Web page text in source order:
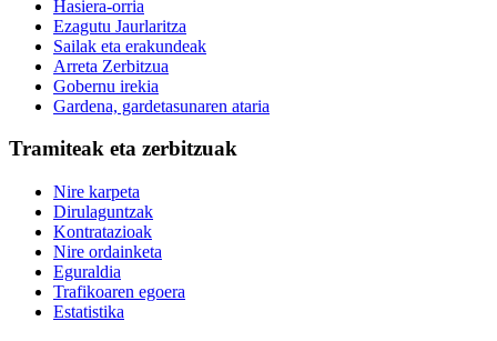
Hasiera-orria
Ezagutu Jaurlaritza
Sailak eta erakundeak
Arreta Zerbitzua
Gobernu irekia
Gardena, gardetasunaren ataria
Tramiteak eta zerbitzuak
Nire karpeta
Dirulaguntzak
Kontratazioak
Nire ordainketa
Eguraldia
Trafikoaren egoera
Estatistika